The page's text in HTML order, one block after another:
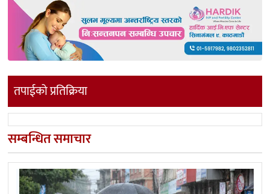
तपाईको प्रतिक्रिया
सम्बन्धित समाचार